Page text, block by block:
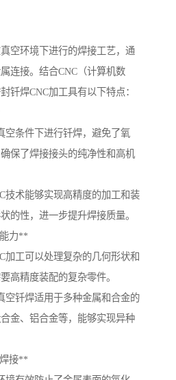
空环境下进行的焊接工艺，通
连接。结合CNC（计算机数
钎焊CNC加工具有以下特点：
条件下进行钎焊，避免了氧
保了焊接接头的纯净性和高机
术能够实现高精度的加工和装
的性，进一步提升焊接质量。
力**
工可以处理复杂的几何形状和
高精度装配的复杂零件。
钎焊适用于多种金属和合金的
金、铝合金等，能够实现异种
接**